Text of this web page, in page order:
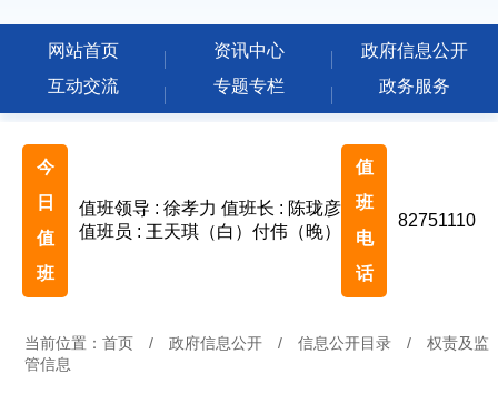
网站首页 资讯中心
政府信息公开
互动交流
专题专栏 政务服务
今
日
值
班
值班领导 : 徐孝力 值班长 : 陈珑彦
值班员 : 王天琪（白）付伟（晚）
值
班
电
话
82751110
当前位置： 首页 / 政府信息公开 / 信息公开目录 /
权责及监
管信息